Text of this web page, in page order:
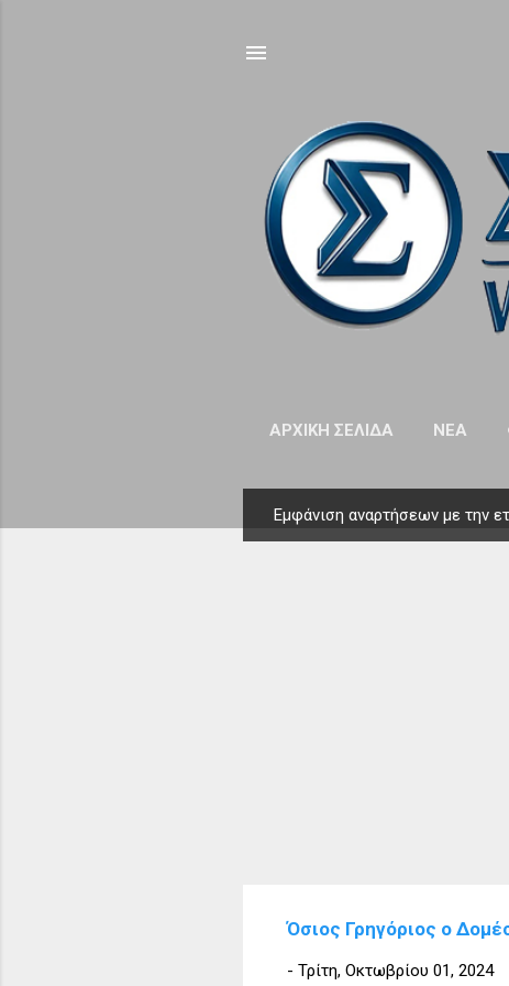
ΑΡΧΙΚΉ ΣΕΛΊΔΑ NΈΑ
Εμφάνιση αναρτήσεων με την
Όσιος Γρηγόριος ο
- Τρίτη, Οκτωβρίου 01, 2024